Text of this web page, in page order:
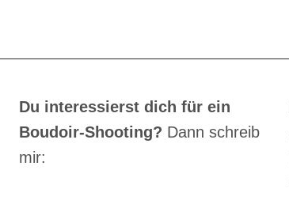
Du interessierst dich für ein
Boudoir-Shooting? Dann schreib
mir: